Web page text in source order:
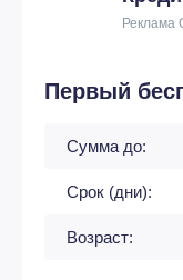
Реклама
Первый
Сумма до:
Срок (дни):
Возраст: